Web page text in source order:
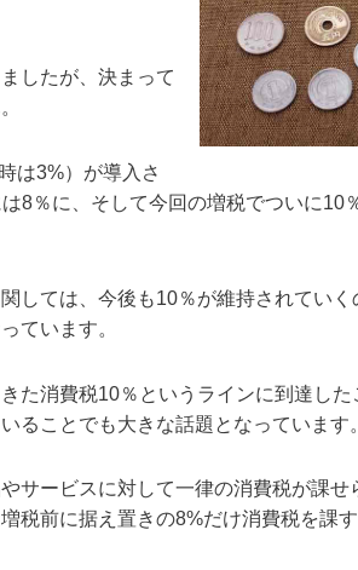
したが、決まって
は3%）が導入さ
8％に、そして今回の増税でついに10
しては、今後も10％が維持されてい
ています。
た消費税10％というラインに到達した
ることでも大きな話題となっています。
サービスに対して一律の消費税が課せ
税前に据え置きの8%だけ消費税を課